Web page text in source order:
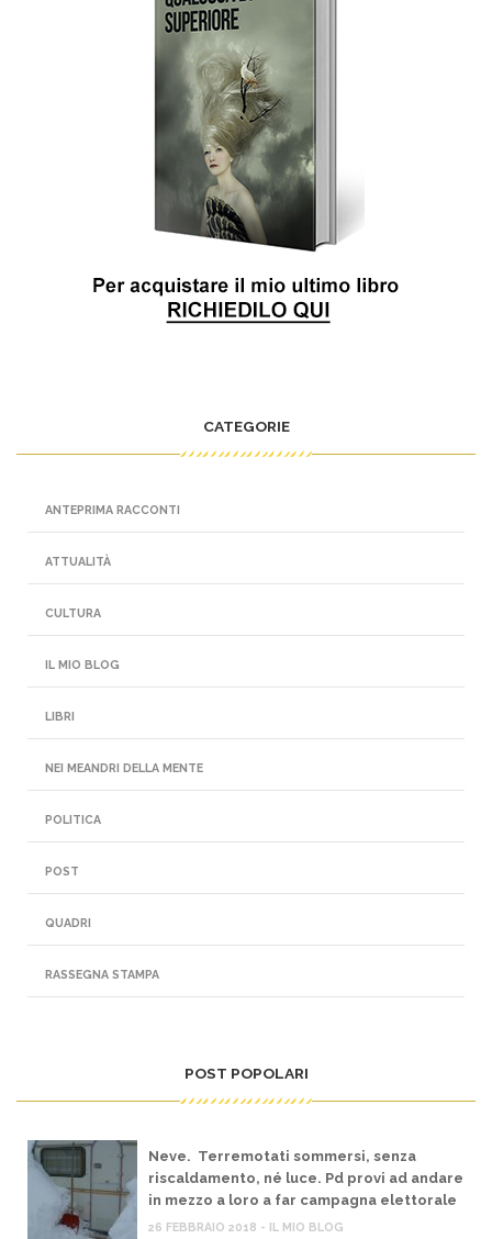
CATEGORIE
ANTEPRIMA RACCONTI
ATTUALITÀ
CULTURA
IL MIO BLOG
LIBRI
NEI MEANDRI DELLA MENTE
POLITICA
POST
QUADRI
RASSEGNA STAMPA
POST POPOLARI
Neve. Terremotati sommersi, senza
riscaldamento, né luce. Pd provi ad andare
in mezzo a loro a far campagna elettorale
26 FEBBRAIO 2018 - IL MIO BLOG